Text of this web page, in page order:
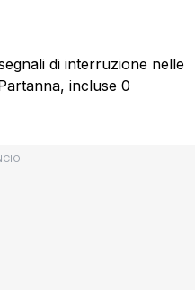
di interruzione nelle
incluse 0